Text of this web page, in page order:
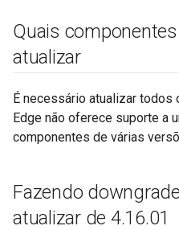
Quais
atualizar
É necessário atualizar todos
Edge não oferece suporte a
componentes de várias
Fazendo
atualizar de 4.16.01